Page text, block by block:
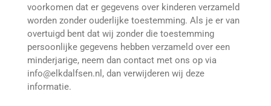
voorkomen dat er gegevens over kinderen verzameld
worden zonder ouderlijke toestemming. Als je er van
overtuigd bent dat wij zonder die toestemming
persoonlijke gegevens hebben verzameld over een
minderjarige, neem dan contact met ons op via
info@elkdalfsen.nl, dan verwijderen wij deze
informatie.